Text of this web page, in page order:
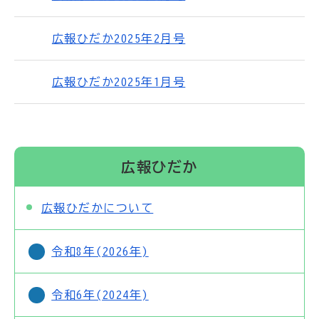
広報ひだか2025年2月号
広報ひだか2025年1月号
広報ひだか
広報ひだかについて
令和8年(2026年)
令和6年(2024年)